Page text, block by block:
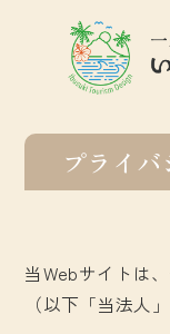
プライ
当Webサイトは
（以下「当法人